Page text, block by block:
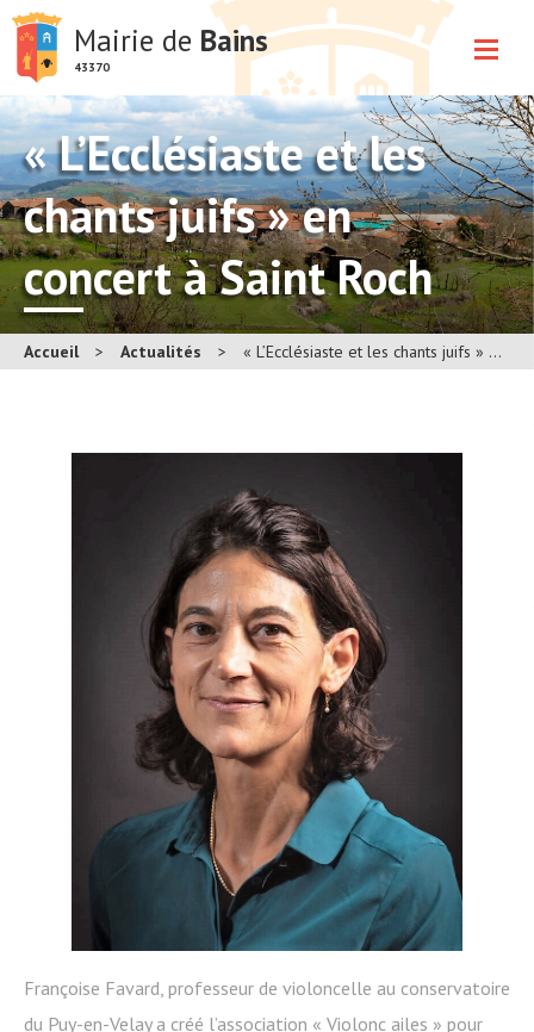
Mairie de Bains
43370
« L’Ecclésiaste et les
chants juifs » en
concert à Saint Roch
Accueil > Actualités > « L’Ecclésiaste et les chants juifs » en concert à Saint Roch
Françoise Favard, professeur de violoncelle au conservatoire
du Puy-en-Velay a créé l’association « Violonc ailes » pour